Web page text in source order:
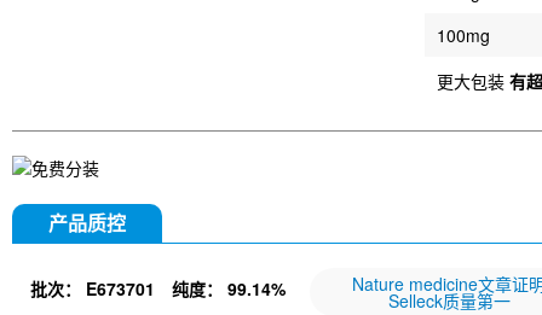
100mg
更大包装 有
产品质控
批次： E673701 纯度： 99.14% Nature medicine文章证
Selleck质量第一